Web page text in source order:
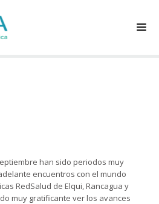
han sido periodos muy
encuentros con el mundo
RedSalud de Elqui, Rancagua y
muy gratificante ver los avances